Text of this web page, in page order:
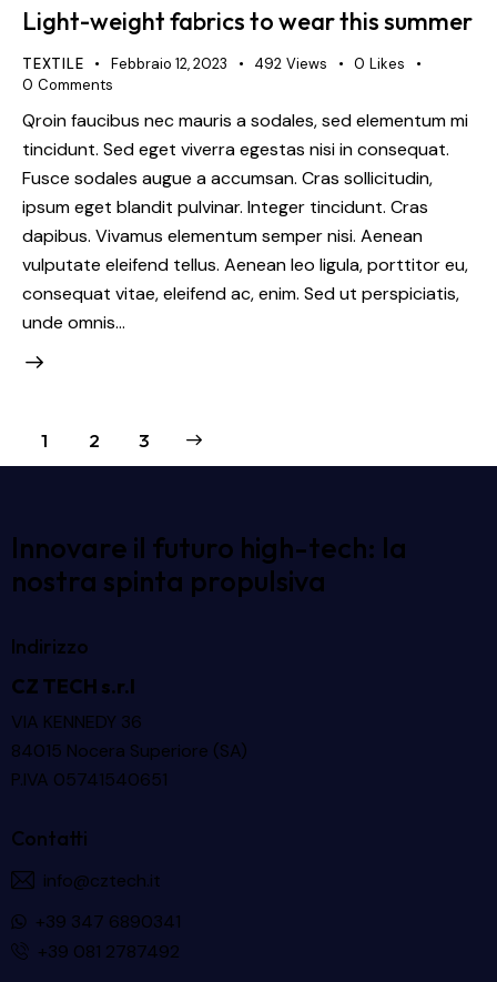
Light-weight fabrics to wear this summer
TEXTILE Febbraio 12, 2023 492 Views 0 Likes
0 Comments
Qroin faucibus nec mauris a sodales, sed elementum mi
tincidunt. Sed eget viverra egestas nisi in consequat.
Fusce sodales augue a accumsan. Cras sollicitudin,
ipsum eget blandit pulvinar. Integer tincidunt. Cras
dapibus. Vivamus elementum semper nisi. Aenean
vulputate eleifend tellus. Aenean leo ligula, porttitor eu,
consequat vitae, eleifend ac, enim. Sed ut perspiciatis,
unde omnis…
1 2 3
Innovare il futuro high-tech: la
nostra spinta propulsiva
Indirizzo
CZ TECH s.r.l
VIA KENNEDY 36
84015 Nocera Superiore (SA)
P.IVA 05741540651
Contatti
info@cztech.it
+39 347 6890341
+39 081 2787492